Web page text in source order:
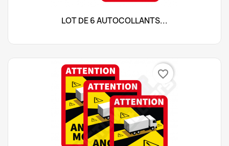
LOT DE 6 AUTOCOLLANTS...
favorite_border